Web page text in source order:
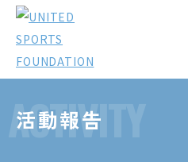
ACTIVITY
活動報告